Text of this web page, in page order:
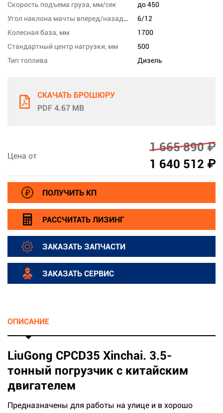
Скорость подъема груза, мм/сек
до 450
Угол наклона мачты вперед/назад, град
6/12
Колесная база, мм
1700
Стандартный центр нагрузки, мм
500
Тип топлива
Дизель
СКАЧАТЬ БРОШЮРУ
PDF 4.67 MB
Цена от
1 665 890 ₽
1 640 512 ₽
ПОЛУЧИТЬ КП
РАССЧИТАТЬ ЛИЗИНГ
ЗАКАЗАТЬ ЗАПЧАСТИ
ЗАКАЗАТЬ СЕРВИС
ОПИСАНИЕ
LiuGong CPCD35 Xinchai. 3.5-
тонный погрузчик с китайским
двигателем
Предназначены для работы на улице и в хорошо